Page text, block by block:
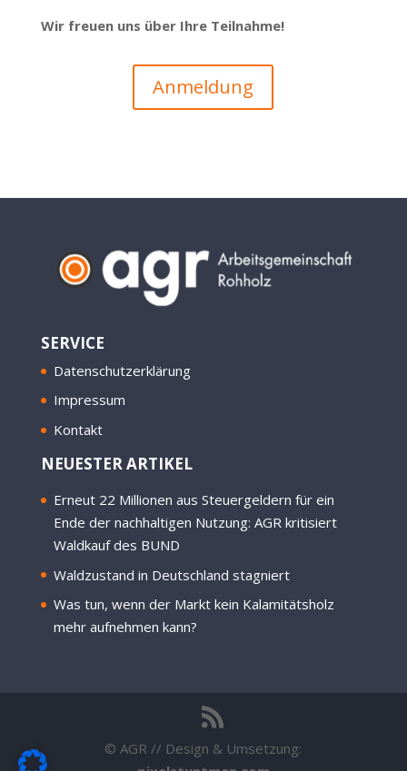
Wir freuen uns über Ihre Teilnahme!
Anmeldung
SERVICE
Datenschutzerklärung
Impressum
Kontakt
NEUESTER ARTIKEL
Erneut 22 Millionen aus Steuergeldern für ein
Ende der nachhaltigen Nutzung: AGR kritisiert
Waldkauf des BUND
Waldzustand in Deutschland stagniert
Was tun, wenn der Markt kein Kalamitätsholz
mehr aufnehmen kann?
© AGR // Design & Umsetzung: